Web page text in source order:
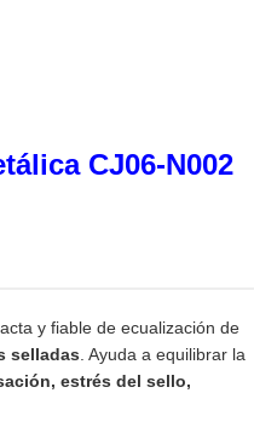
CJ06-N002
y fiable de ecualización de
selladas . Ayuda a equilibrar la
estrés del sello,